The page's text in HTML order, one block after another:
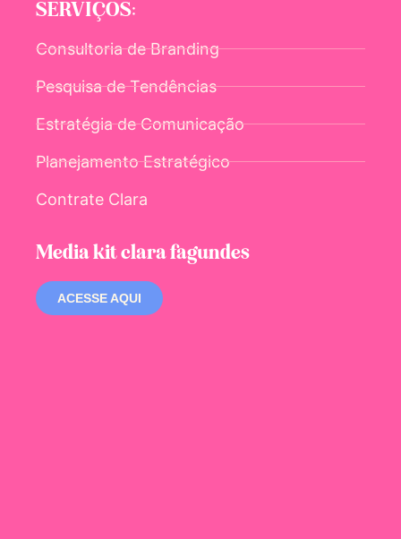
SERVIÇOS:
Consultoria de Branding
Pesquisa de Tendências
Estratégia de Comunicação
Planejamento Estratégico
Contrate Clara
Media kit clara fagundes
ACESSE AQUI